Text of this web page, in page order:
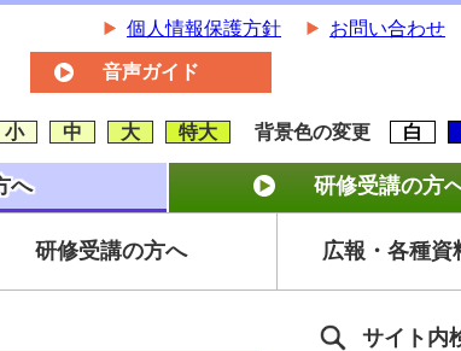
個人情報保護方針 お問い合わせ
音声ガイド
小 中 大 特大 背景色の変更 白
へ 研修受講の方
研修受講の方へ 広報・各種資
サイト内